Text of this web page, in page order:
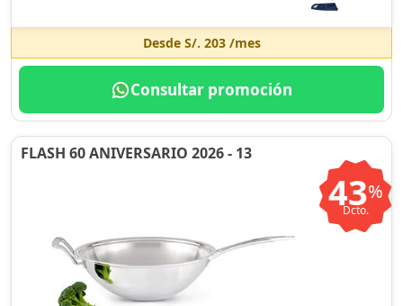
Desde S/. 203/mes
Consultar promoción
FLASH 60 ANIVERSARIO 2026 - 13
43%
Dcto.